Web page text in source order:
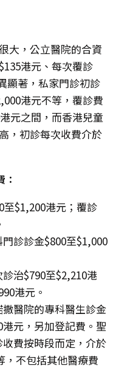
大，公立醫院的合資
港元、每次覆診
顯著，私家門診初診
港元不等，覆診費
元之間，而香港兒童
，初診每次收費介於
$1,200港元；覆診
診診金$800至$1,000
治$790至$2,210港
港元。
醫院的專科醫生診金
元，另加登記費。聖
費按時段而定，介於
，不包括其他醫療費